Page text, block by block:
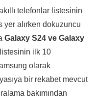
telefonlar listesinin
yer alırken dokuzuncu
Galaxy S24 ve Galaxy
ilk 10
olarak
bir rekabet mevcut
bakımından